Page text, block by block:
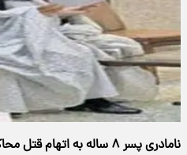
نامادری پسر ۸ ساله به اتهام قتل محاکمه می‌شود